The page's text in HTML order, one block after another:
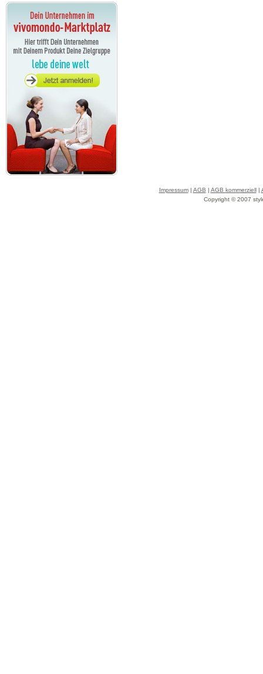
Impressum| AGB | AGB kommerziell|
Copyright © 2007